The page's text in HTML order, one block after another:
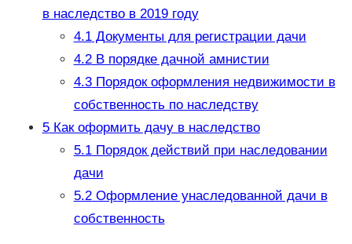
в наследство в 2019 году
4.1Документы для регистрации дачи
4.2В порядке дачной амнистии
4.3Порядок оформления недвижимости в
собственность по наследству
5Как оформить дачу в наследство
5.1Порядок действий при наследовании
дачи
5.2Оформление унаследованной дачи в
собственность